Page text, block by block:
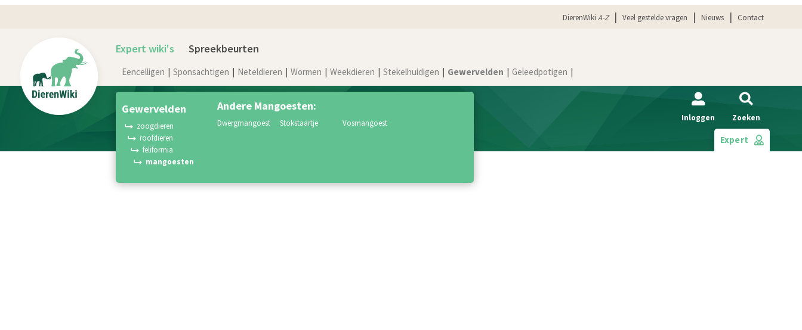
DierenWikiA-Z Veel gestelde vragen Nieuws Contact
Expert wiki's Spreekbeurten
Eencelligen Sponsachtigen Neteldieren Wormen Weekdieren Stekelhuidigen Gewervelden Geleedpotigen
gewervelden
zoogdieren
roofdieren
feliformia
mangoesten
Andere Mangoesten:
dwergmangoest stokstaartje vosmangoest
Inloggen Zoeken
Expert